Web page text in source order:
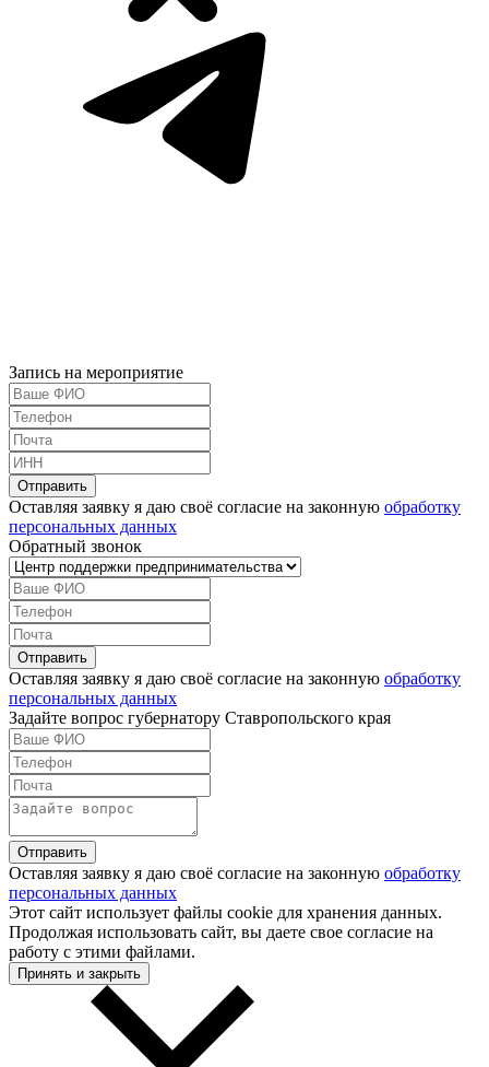
Запись на мероприятие
Оставляя заявку я даю своё согласие на законную обработку
персональных данных
Обратный звонок
Оставляя заявку я даю своё согласие на законную обработку
персональных данных
Задайте вопрос губернатору Ставропольского края
Оставляя заявку я даю своё согласие на законную обработку
персональных данных
Этот сайт использует файлы cookie для хранения данных.
Продолжая использовать сайт, вы даете свое согласие на
работу с этими файлами.
Принять и закрыть